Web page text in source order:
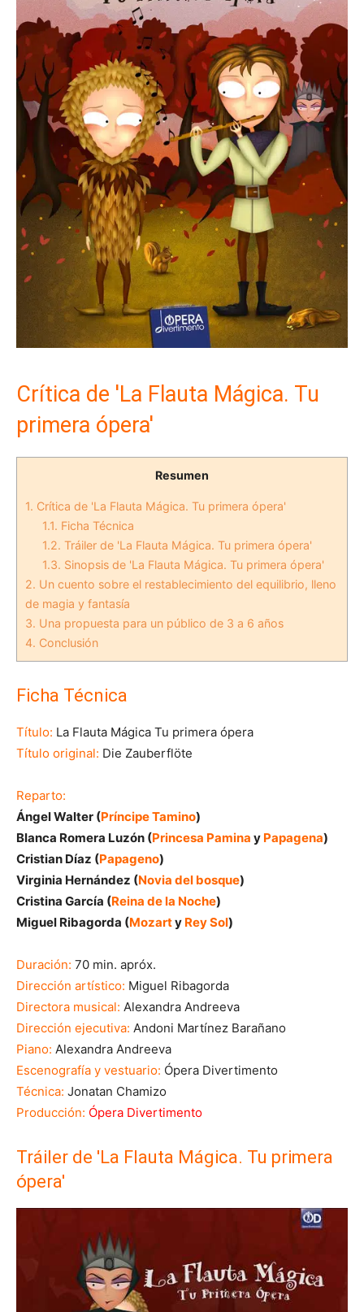
Crítica de 'La Flauta Mágica. Tu
primera ópera'
Resumen
1. Crítica de 'La Flauta Mágica. Tu primera ópera'
1.1. Ficha Técnica
1.2. Tráiler de 'La Flauta Mágica. Tu primera ópera'
1.3. Sinopsis de 'La Flauta Mágica. Tu primera ópera'
2. Un cuento sobre el restablecimiento del equilibrio, lleno
de magia y fantasía
3. Una propuesta para un público de 3 a 6 años
4. Conclusión
Ficha Técnica
Título: La Flauta Mágica Tu primera ópera
Título original: Die Zauberflöte
Reparto:
Ángel Walter (Príncipe Tamino)
Blanca Romera Luzón (Princesa Pamina y Papagena)
Cristian Díaz (Papageno)
Virginia Hernández (Novia del bosque)
Cristina García (Reina de la Noche)
Miguel Ribagorda (Mozarty Rey Sol)
Duración: 70 min. apróx.
Dirección artístico: Miguel Ribagorda
Directora musical: Alexandra Andreeva
Dirección ejecutiva: Andoni Martínez Barañano
Piano: Alexandra Andreeva
Escenografía y vestuario: Ópera Divertimento
Técnica: Jonatan Chamizo
Producción: Ópera Divertimento
Tráiler de 'La Flauta Mágica. Tu primera
ópera'